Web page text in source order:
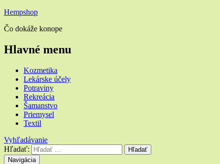
Hempshop
Čo dokáže konope
Hlavné menu
Kozmetika
Lekárske účely
Potraviny
Rekreácia
Šamanstvo
Priemysel
Textil
Vyhľadávanie
Hľadať:
Navigácia